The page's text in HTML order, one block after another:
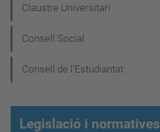
c
ó
Claustre Universitari
Consell Social
Consell de l'Estudiantat
Legislació i normatives